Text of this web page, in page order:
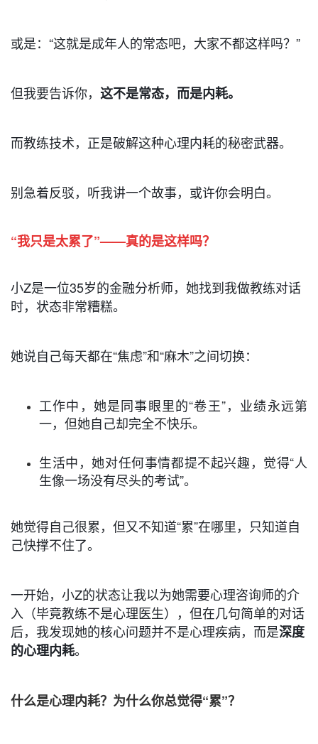
或是：“这就是成年人的常态吧，大家不都这样吗？”
但我要告诉你， 这不是常态，而是内耗。
而教练技术，正是破解这种心理内耗的秘密武器。
别急着反驳，听我讲一个故事，或许你会明白。
“我只是太累了”——真的是这样吗？
小Z是一位35岁的金融分析师，她找到我做教练对话
时，状态非常糟糕。
她说自己每天都在“焦虑”和“麻木”之间切换：
工作中，她是同事眼里的“卷王”，业绩永远第
一，但她自己却完全不快乐。
生活中，她对任何事情都提不起兴趣，觉得“人
生像一场没有尽头的考试”。
她觉得自己很累，但又不知道“累”在哪里，只知道自
己快撑不住了。
一开始，小Z的状态让我以为她需要心理咨询师的介
入（毕竟教练不是心理医生），但在几句简单的对话
后，我发现她的核心问题并不是心理疾病，而是深度
的心理内耗。
什么是心理内耗？为什么你总觉得“累”？